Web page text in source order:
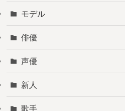
モデル
俳優
声優
新人
歌手